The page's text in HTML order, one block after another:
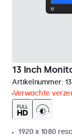
13 Inch
Artikelnummer:
Verwachte
1920 x 1080